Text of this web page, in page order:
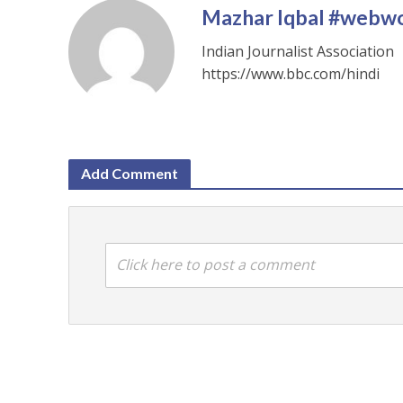
Mazhar Iqbal
Indian Journalist Association
https://www.bbc.com/hindi
Add Comment
Click here to post a comment